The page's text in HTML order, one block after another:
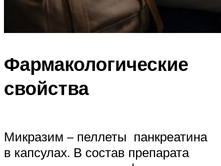
Фармакологические
свойства
Микразим – пеллеты панкреатина
в капсулах. В состав препарата